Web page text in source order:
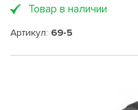
Товар в наличии
Артикул: 69-5